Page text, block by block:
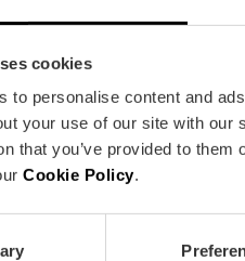
cookies
to personalise content and
your use of our site with
that you’ve provided to
Cookie Policy.